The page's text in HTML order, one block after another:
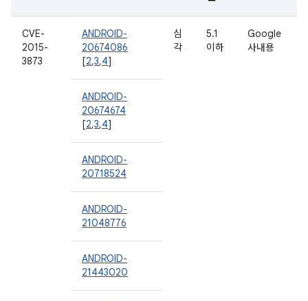
CVE-
2015-
3873
ANDROID-
20674086
[2,3,4]
심
각
5.1
이하
Google
사내용
ANDROID-
20674674
[2,3,4]
ANDROID-
20718524
ANDROID-
21048776
ANDROID-
21443020